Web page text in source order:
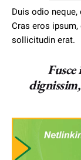
Duis odio
Cras eros
sollicitudin erat.